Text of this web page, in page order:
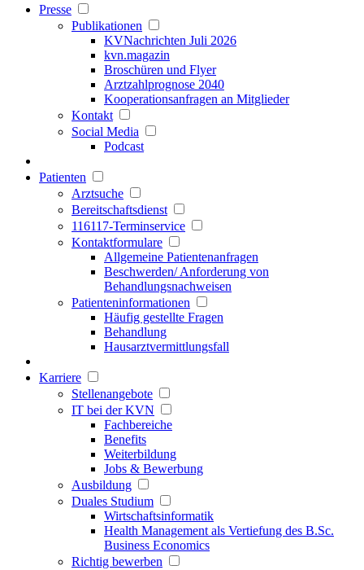
Presse
Publikationen
KVNachrichten Juli 2026
kvn.magazin
Broschüren und Flyer
Arztzahlprognose 2040
Kooperationsanfragen an Mitglieder
Kontakt
Social Media
Podcast
Patienten
Arztsuche
Bereitschaftsdienst
116117-Terminservice
Kontaktformulare
Allgemeine Patientenanfragen
Beschwerden/ Anforderung von
Behandlungsnachweisen
Patienteninformationen
Häufig gestellte Fragen
Behandlung
Hausarztvermittlungsfall
Karriere
Stellenangebote
IT bei der KVN
Fachbereiche
Benefits
Weiterbildung
Jobs & Bewerbung
Ausbildung
Duales Studium
Wirtschaftsinformatik
Health Management als Vertiefung des B.Sc.
Business Economics
Richtig bewerben